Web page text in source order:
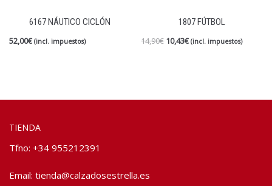
6167 NÁUTICO CICLÓN
52,00€ (incl. impuestos)
1807 FÚTBOL
14,90€ 10,43€ (incl. impuestos)
TIENDA
Tfno: +34 955212391
Email: tienda@calzadosestrella.es